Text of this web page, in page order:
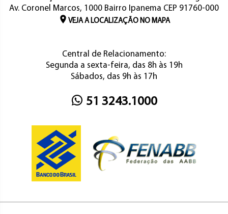
Av. Coronel Marcos, 1000 Bairro Ipanema CEP 91760-000
VEJA A LOCALIZAÇÃO NO MAPA
Central de Relacionamento:
Segunda a sexta-feira, das 8h às 19h
Sábados, das 9h às 17h
51 3243.1000